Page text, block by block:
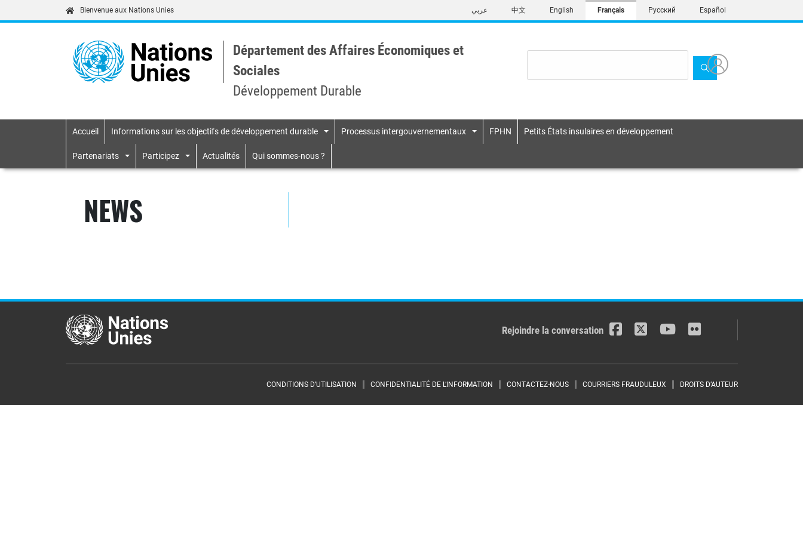
to
content
Bienvenue aux Nations Unies عربي 中文 English Français Русский Español
Département des Affaires Économiques et
Sociales
Développement Durable
Primary navigation
Accueil Informations sur les objectifs de développement durable Processus intergouvernementaux FPHN Petits États insulaires en développement
Partenariats Participez Actualités Qui sommes-nous ?
NEWS
Rejoindre la conversation
Footer menu
CONDITIONS D’UTILISATION CONFIDENTIALITÉ DE L’INFORMATION CONTACTEZ-NOUS COURRIERS FRAUDULEUX DROITS D’AUTEUR